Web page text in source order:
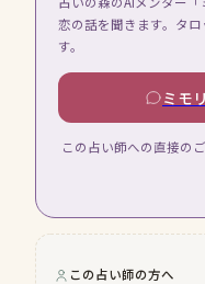
恋の話を聞きます。タ
す。
ミモ
この占い師への直接の
この占い師の方へ